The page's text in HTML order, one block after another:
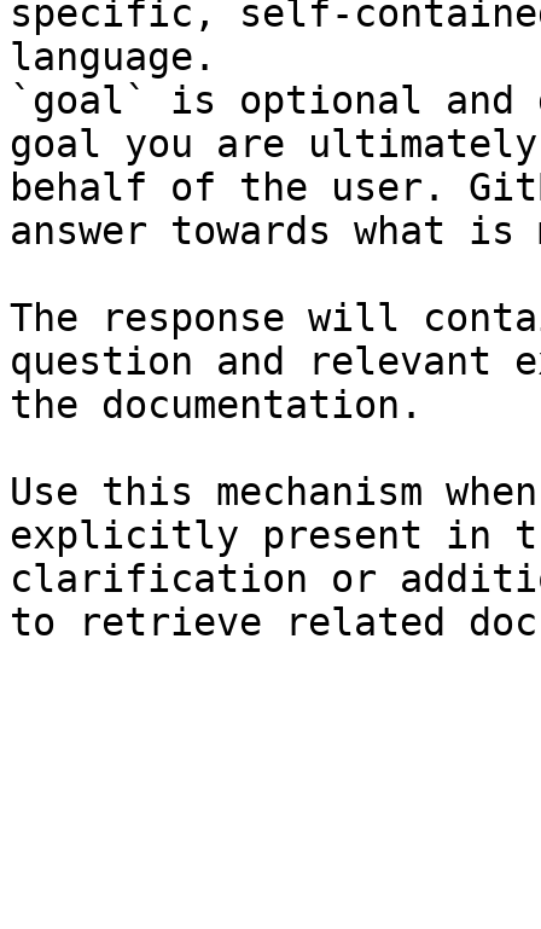
specific, self-
language.
`goal` is optional and
goal you are
behalf of the user.
answer towards what
The response will
question and relevant
the documentation.
Use this mechanism
explicitly present in
clarification or